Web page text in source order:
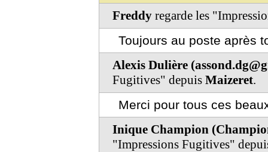
Freddy regarde les
Toujours au poste après
Alexis Dulière
Fugitives" depuis Maizeret.
Merci pour tous ces
Inique Champion
"Impressions Fugitives"